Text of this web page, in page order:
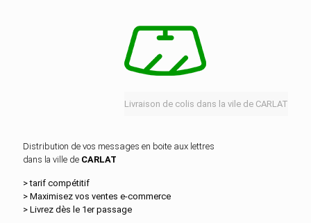
Livraison de colis dans la vile de CARLAT
Distribution de vos messages en boite aux lettres
dans la ville de CARLAT
> tarif compétitif
> Maximisez vos ventes e‑commerce
> Livrez dès le 1er passage